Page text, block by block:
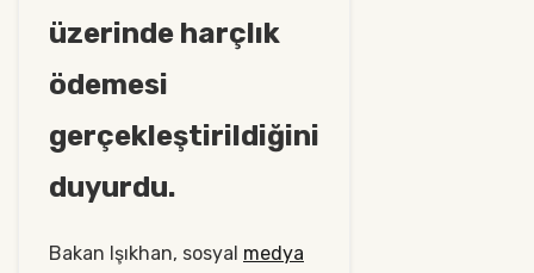
üzerinde harçlık
ödemesi
gerçekleştirildiğini
duyurdu.
Bakan Işıkhan, sosyal medya